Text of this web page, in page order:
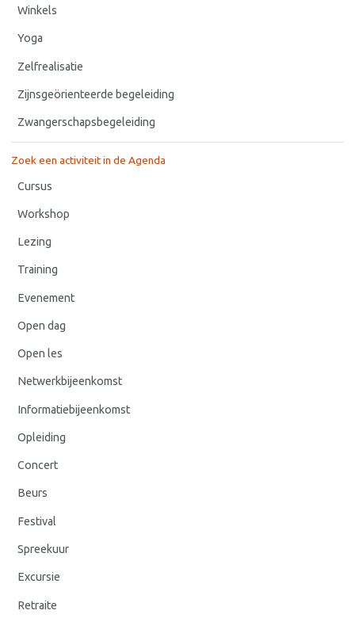
Winkels
Yoga
Zelfrealisatie
Zijnsgeörienteerde begeleiding
Zwangerschapsbegeleiding
Zoek een activiteit in de Agenda
Cursus
Workshop
Lezing
Training
Evenement
Open dag
Open les
Netwerkbijeenkomst
Informatiebijeenkomst
Opleiding
Concert
Beurs
Festival
Spreekuur
Excursie
Retraite